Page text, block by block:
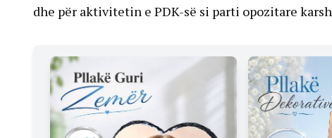
dhe për aktivitetin e PDK-së si parti opozitare